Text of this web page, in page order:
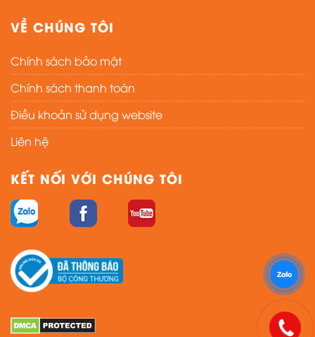
VỀ CHÚNG TÔI
Chính sách bảo mật
Chính sách thanh toán
Điều khoản sử dụng website
Liên hệ
KẾT NỐI VỚI CHÚNG TÔI